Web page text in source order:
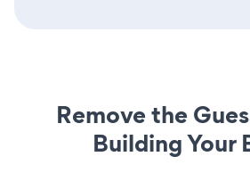
Remove the
Building Your